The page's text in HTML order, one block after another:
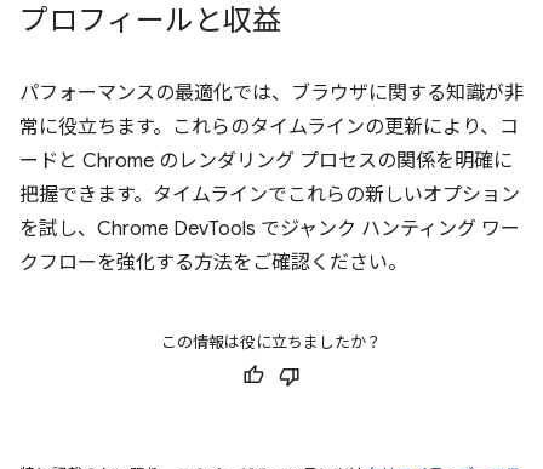
プロフィールと収益
パフォーマンスの最適化では、ブラウザに関する知識が非
常に役立ちます。これらのタイムラインの更新により、コ
ードと Chrome のレンダリング プロセスの関係を明確に
把握できます。タイムラインでこれらの新しいオプション
を試し、Chrome DevTools でジャンク ハンティング ワー
クフローを強化する方法をご確認ください。
この情報は役に立ちましたか？